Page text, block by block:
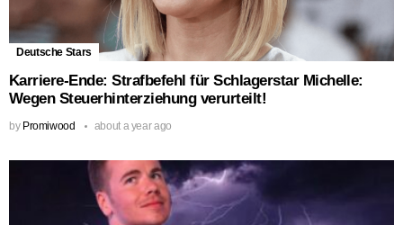
Deutsche Stars
Karriere-Ende: Strafbefehl für Schlagerstar Michelle:
Wegen Steuerhinterziehung verurteilt!
by Promiwood about a year ago